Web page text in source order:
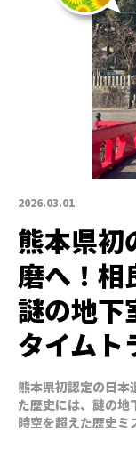
2026.03.01
熊本県初
磨へ！相
謎の地下
タイムト
熊本県初認定の日
た歴史には、謎の地
時空を超えた歴史ミ